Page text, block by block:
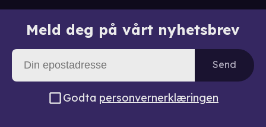
Meld deg på vårt nyhetsbrev
Send
Godta personvernerklæringen